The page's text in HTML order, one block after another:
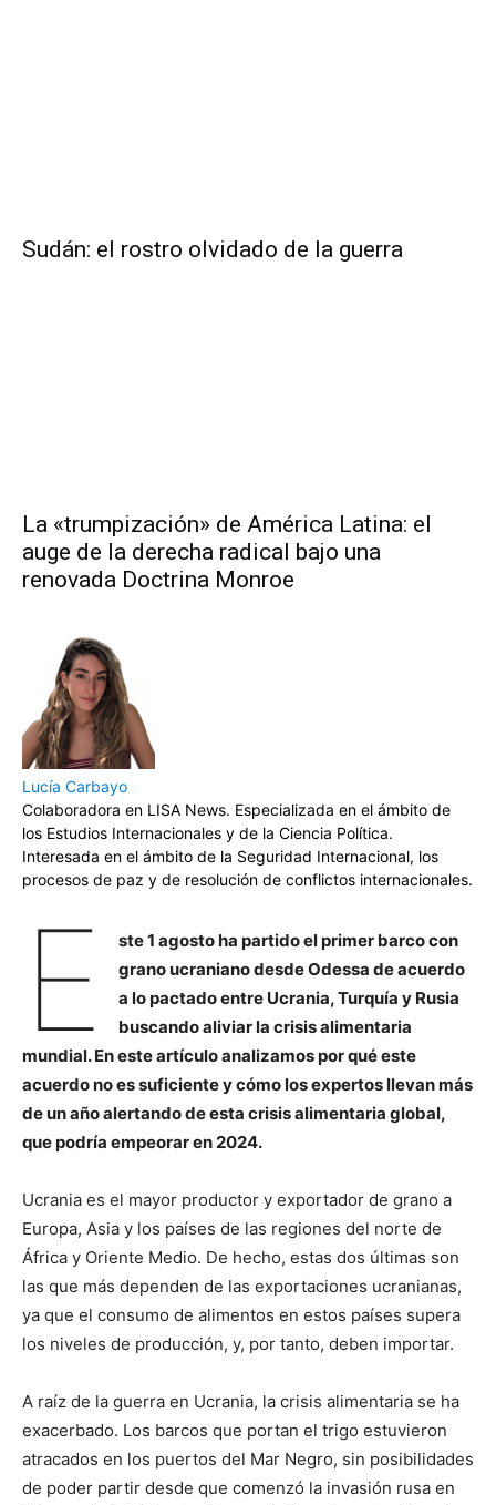
Sudán: el rostro olvidado de la guerra
La «trumpización» de América Latina: el
auge de la derecha radical bajo una
renovada Doctrina Monroe
Lucía Carbayo
Colaboradora en LISA News. Especializada en el ámbito de
los Estudios Internacionales y de la Ciencia Política.
Interesada en el ámbito de la Seguridad Internacional, los
procesos de paz y de resolución de conflictos internacionales.
E
ste 1 agosto ha partido el primer barco con
grano ucraniano desde Odessa de acuerdo
a lo pactado entre Ucrania, Turquía y Rusia
buscando aliviar la crisis alimentaria
mundial. En este artículo analizamos por qué este
acuerdo no es suficiente y cómo los expertos llevan más
de un año alertando de esta crisis alimentaria global,
que podría empeorar en 2024.
Ucrania es el mayor productor y exportador de grano a
Europa, Asia y los países de las regiones del norte de
África y Oriente Medio. De hecho, estas dos últimas son
las que más dependen de las exportaciones ucranianas,
ya que el consumo de alimentos en estos países supera
los niveles de producción, y, por tanto, deben importar.
A raíz de la guerra en Ucrania, la crisis alimentaria se ha
exacerbado. Los barcos que portan el trigo estuvieron
atracados en los puertos del Mar Negro, sin posibilidades
de poder partir desde que comenzó la invasión rusa en